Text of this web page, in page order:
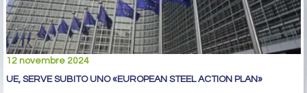
12 novembre 2024
UE, SERVE SUBITO UNO «EUROPEAN STEEL ACTION PLAN»